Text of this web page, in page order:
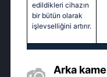
edildikleri cihazın
bir bütün olarak
işlevselliğini artırır.
Arka